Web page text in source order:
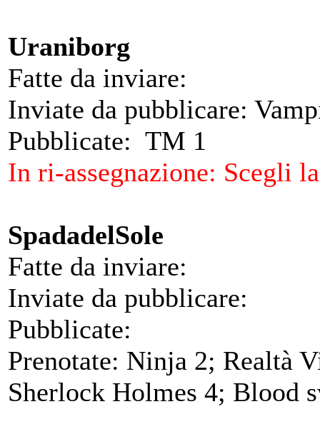
Uraniborg
Fatte da inviare:
Inviate da pubblicare:
Pubblicate: TM 1
In ri-assegnazione: Scegli
SpadadelSole
Fatte da inviare:
Inviate da pubblicare:
Pubblicate:
Prenotate: Ninja 2; Realtà
Sherlock Holmes 4; Blood